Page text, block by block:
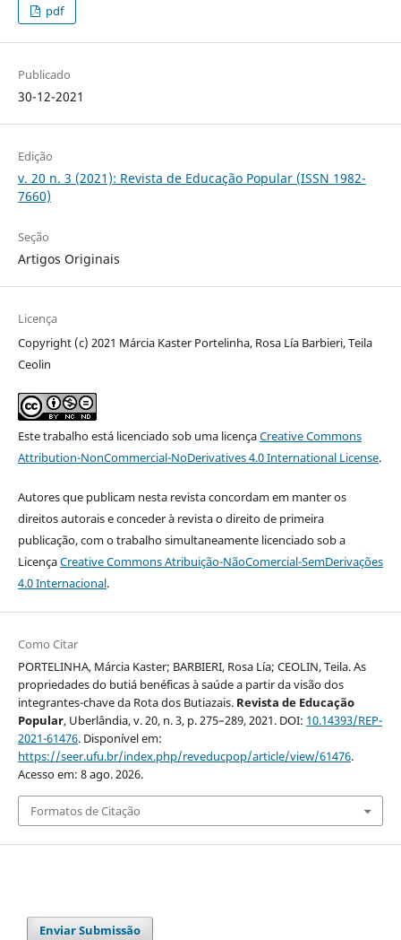
pdf
Publicado
30-12-2021
Edição
v. 20 n. 3 (2021): Revista de Educação Popular (ISSN 1982-
7660)
Seção
Artigos Originais
Licença
Copyright (c) 2021 Márcia Kaster Portelinha, Rosa Lía Barbieri, Teila
Ceolin
Este trabalho está licenciado sob uma licençaCreative Commons
Attribution-NonCommercial-NoDerivatives 4.0 International License.
Autores que publicam nesta revista concordam em manter os
direitos autorais e conceder à revista o direito de primeira
publicação, com o trabalho simultaneamente licenciado sob a
LicençaCreative Commons Atribuição-NãoComercial-SemDerivações
4.0 Internacional.
Como Citar
PORTELINHA, Márcia Kaster; BARBIERI, Rosa Lía; CEOLIN, Teila. As
propriedades do butiá benéficas à saúde a partir da visão dos
integrantes-chave da Rota dos Butiazais. Revista de Educação
Popular, Uberlândia, v. 20, n. 3, p. 275–289, 2021. DOI: 10.14393/REP-
2021-61476. Disponível em:
https://seer.ufu.br/index.php/reveducpop/article/view/61476.
Acesso em: 8 ago. 2026.
Formatos de Citação
Enviar Submissão